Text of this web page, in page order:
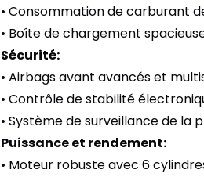
• Consommation de carburant
• Boîte de chargement
Sécurité:
• Airbags avant avancés et
• Contrôle de stabilité
• Système de surveillance de la
Puissance et rendement:
• Moteur robuste avec 6